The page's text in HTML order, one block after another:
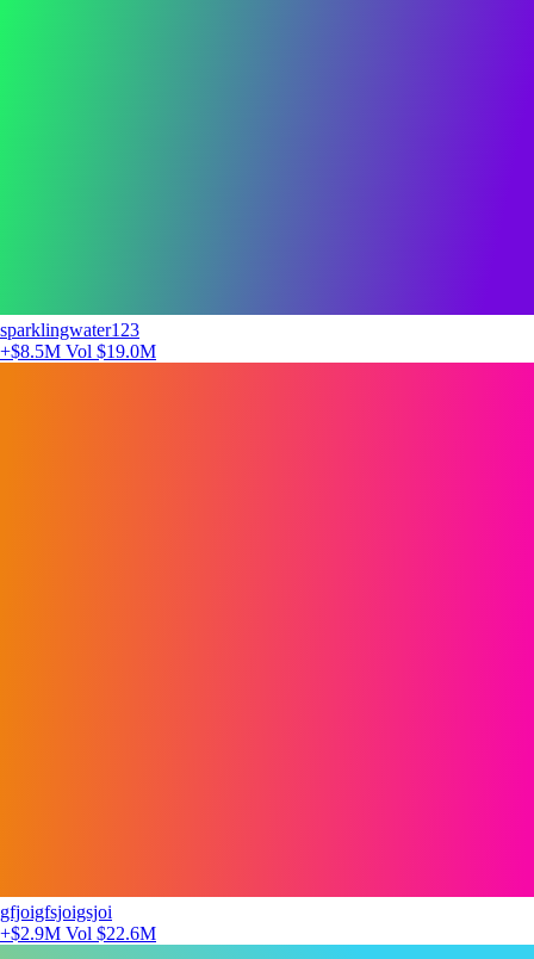
sparklingwater123
+$8.5M Vol $19.0M
gfjoigfsjoigsjoi
+$2.9M Vol $22.6M